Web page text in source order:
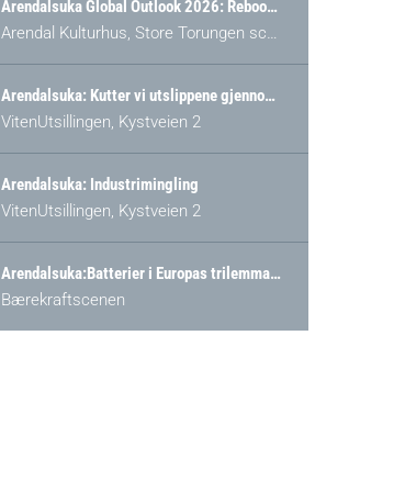
Arendalsuka Global Outlook 2026: Rebooting Democracy for a New World Order
Arendal Kulturhus, Store Torungen scene
Arendalsuka: Kutter vi utslippene gjennom omstilling – eller tap av industri?
VitenUtsillingen, Kystveien 2
Arendalsuka: Industrimingling
VitenUtsillingen, Kystveien 2
Arendalsuka:Batterier i Europas trilemma: Energisikkerhet, konkurransekraft og bærekraft (Battery Norway-arrangement)
Bærekraftscenen